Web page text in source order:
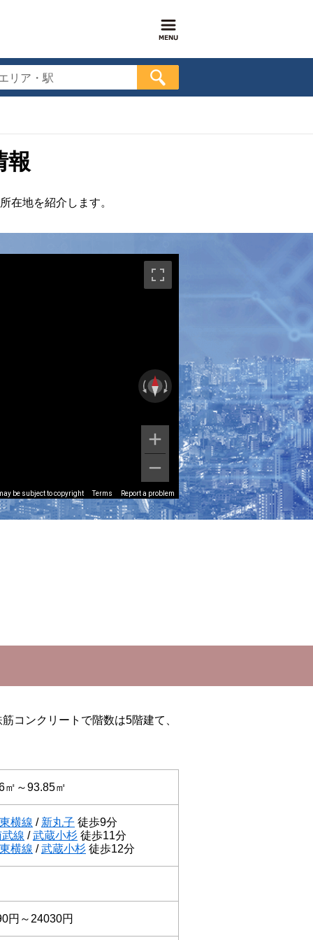
リア・駅
報
在地を紹介します。
be subject to copyright Terms Report a problem
コンクリートで階数は5階建て、
㎡～93.85㎡
横線 / 新丸子 徒歩9分
線 /武蔵小杉 徒歩11分
横線 /武蔵小杉 徒歩12分
円～24030円